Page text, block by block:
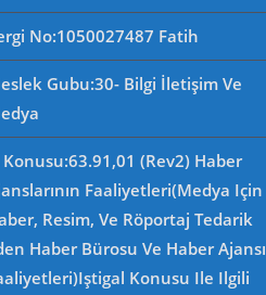
No:1050027487 Fatih
Gubu:30- Bilgi İletişim Ve
Konusu:63.91,01 (Rev2) Haber
Faaliyetleri(Medya Için
Resim, Ve Röportaj Tedarik
Haber Bürosu Ve Haber Ajansı
Konusu Ile Ilgili